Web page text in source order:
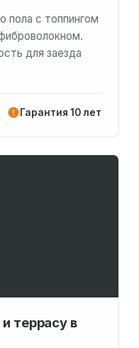
пола с топпингом
для заезда
Гарантия 10 лет
террасу в